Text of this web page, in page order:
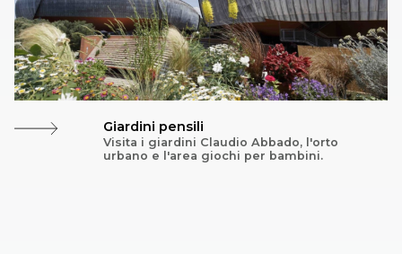
Giardini pensili
Visita i giardini Claudio Abbado, l'orto
urbano e l'area giochi per bambini.